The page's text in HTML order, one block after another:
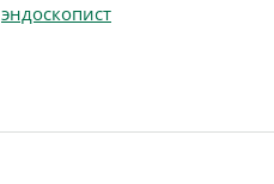
эндоскопист